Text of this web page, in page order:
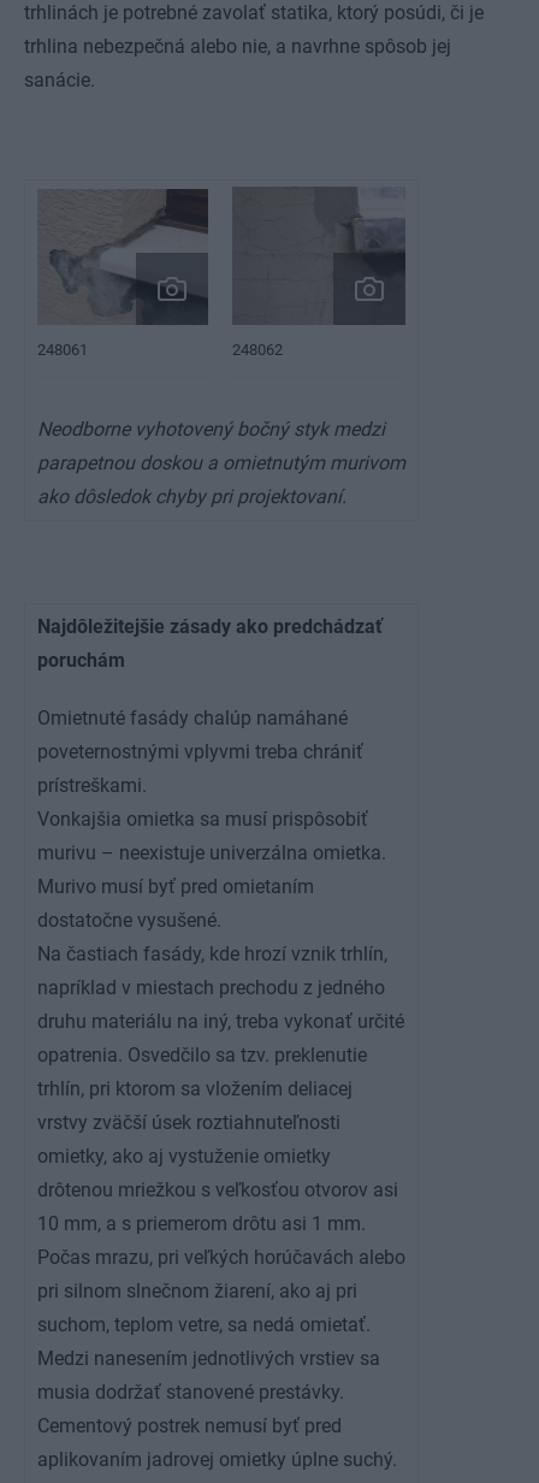
trhlinách je potrebné zavolať statika, ktorý posúdi, či je
trhlina nebezpečná alebo nie, a navrhne spôsob jej
sanácie.
248061 248062
Neodborne vyhotovený bočný styk medzi
parapetnou doskou a omietnutým murivom
ako dôsledok chyby pri projektovaní.
Najdôležitejšie zásady ako predchádzať
poruchám
Omietnuté fasády chalúp namáhané
poveternostnými vplyvmi treba chrániť
prístreškami.
Vonkajšia omietka sa musí prispôsobiť
murivu – neexistuje univerzálna omietka.
Murivo musí byť pred omietaním
dostatočne vysušené.
Na častiach fasády, kde hrozí vznik trhlín,
napríklad v miestach prechodu z jedného
druhu materiálu na iný, treba vykonať určité
opatrenia. Osvedčilo sa tzv. preklenutie
trhlín, pri ktorom sa vložením deliacej
vrstvy zväčší úsek roztiahnuteľnosti
omietky, ako aj vystuženie omietky
drôtenou mriežkou s veľkosťou otvorov asi
10 mm, a s priemerom drôtu asi 1 mm.
Počas mrazu, pri veľkých horúčavách alebo
pri silnom slnečnom žiarení, ako aj pri
suchom, teplom vetre, sa nedá omietať.
Medzi nanesením jednotlivých vrstiev sa
musia dodržať stanovené prestávky.
Cementový postrek nemusí byť pred
aplikovaním jadrovej omietky úplne suchý.